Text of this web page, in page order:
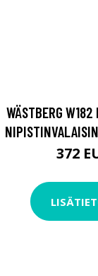
WÄSTBERG
372